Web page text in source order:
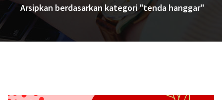
Arsipkan berdasarkan kategori "tenda hanggar"